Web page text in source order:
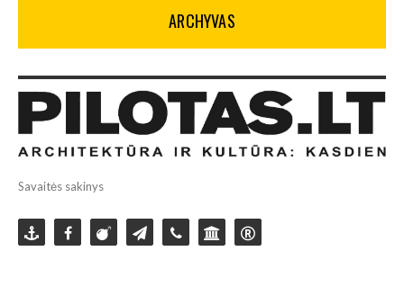
ARCHYVAS
Savaitės sakinys